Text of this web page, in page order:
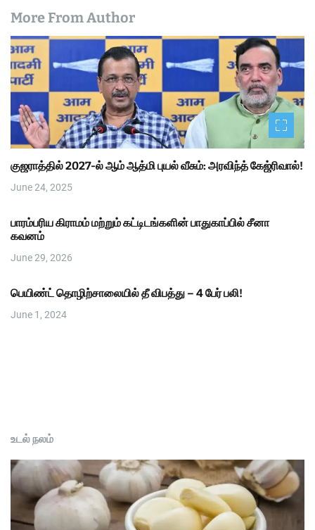
More From Author
குஜராத்தில் 2027-ல் ஆம் ஆத்மி புயல் வீசும்: அரவிந்த் கேஜ்ரிவால்!
June 24, 2025
பாரம்பரிய கிராமம் மற்றும் கட்டிடங்களின் பாதுகாப்பில் சீனா
கவனம்
June 29, 2026
பெயிண்ட் தொழிற்சாலையில் தீ விபத்து – 4 பேர் பலி!
June 1, 2024
உடல் நலம்